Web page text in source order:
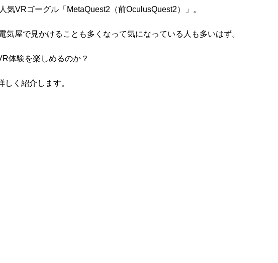
気VRゴーグル「MetaQuest2（前OculusQuest2）」。
気屋で見かけることも多くなって気になっている人も多いはず。
体験を楽しめるのか？
く紹介します。